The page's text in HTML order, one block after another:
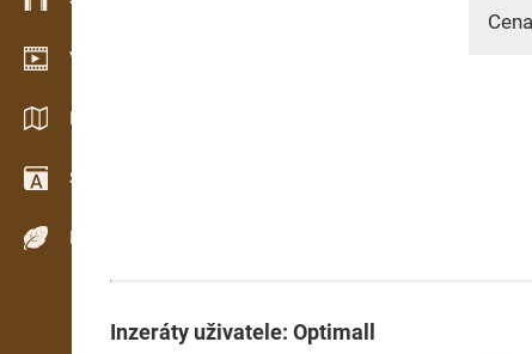
Video showroom
Katalogy / Brožury
Slovník
Dřeviny
Inzeráty uživatele: Optimall